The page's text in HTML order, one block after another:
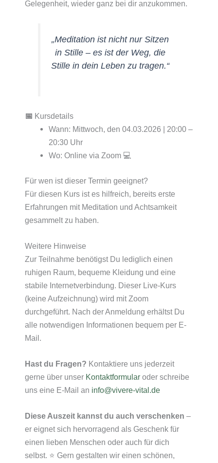
Gelegenheit, wieder ganz bei dir anzukommen.
„Meditation ist nicht nur Sitzen
in Stille – es ist der Weg, die
Stille in dein Leben zu tragen.“
📅 Kursdetails
Wann: Mittwoch, den 04.03.2026 | 20:00 –
20:30 Uhr
Wo: Online via Zoom 💻
Für wen ist dieser Termin geeignet?
Für diesen Kurs ist es hilfreich, bereits erste
Erfahrungen mit Meditation und Achtsamkeit
gesammelt zu haben.
Weitere Hinweise
Zur Teilnahme benötigst Du lediglich einen
ruhigen Raum, bequeme Kleidung und eine
stabile Internetverbindung. Dieser Live-Kurs
(keine Aufzeichnung) wird mit Zoom
durchgeführt. Nach der Anmeldung erhältst Du
alle notwendigen Informationen bequem per E-
Mail.
Hast du Fragen? Kontaktiere uns jederzeit
gerne über unser Kontaktformular oder schreibe
uns eine E-Mail an info@vivere-vital.de
Diese Auszeit kannst du auch verschenken –
er eignet sich hervorragend als Geschenk für
einen lieben Menschen oder auch für dich
selbst. ⭐ Gern gestalten wir einen schönen,